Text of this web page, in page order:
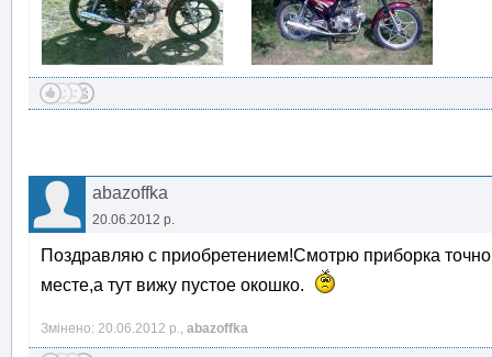
abazoffka
20.06.2012 р.
Поздравляю с приобретением!Смотрю приборка
месте,а тут вижу пустое окошко.
Змінено: 20.06.2012 р., abazoffka